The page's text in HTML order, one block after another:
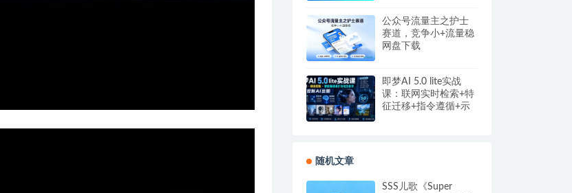
公众号流量主之护士
赛道，竞争小+流量稳
网盘下载
即梦AI 5.0 lite实战
课：联网实时检索+特
征迁移+指令遵循+示
随机文章
SSS儿歌《Super